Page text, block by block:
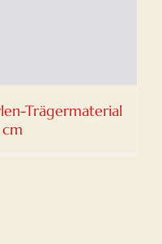
Trägermaterial